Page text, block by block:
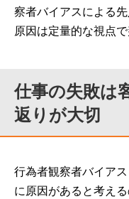
察者バイアスによる
原因は定量的な視点
仕事の失敗は
返りが大切
行為者観察者バイア
に原因があると考え